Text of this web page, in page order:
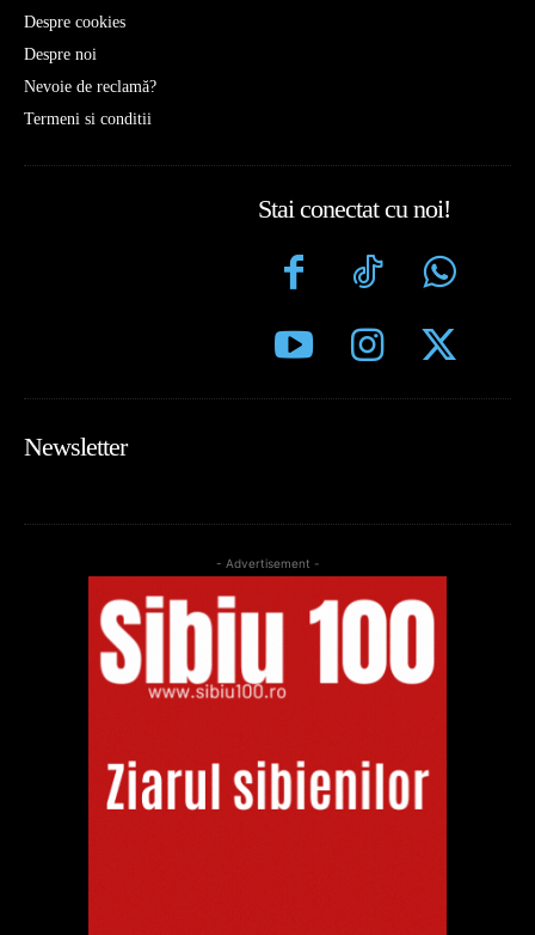
Despre cookies
Despre noi
Nevoie de reclamă?
Termeni si conditii
Stai conectat cu noi!
Newsletter
- Advertisement -